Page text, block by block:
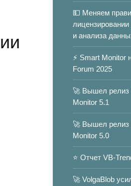
💵 Меняем
лицензировании
и анализа
⚡️ Smart Monitor
Forum 2025
🚀 Вышел релиз
Monitor 5.1
🚀 Вышел релиз
Monitor 5.0
⭐️ Отчет VB-
🚀 VolgaBlob